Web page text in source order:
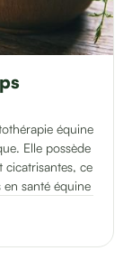
équine
Elle possède
cicatrisantes, ce
santé équine​